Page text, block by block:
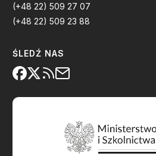
(+48 22) 509 27 07
(+48 22) 509 23 88
ŚLEDŹ NAS